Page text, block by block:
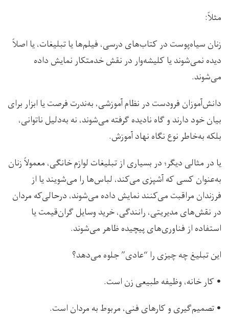
مثلاً:
زنان سیاه‌پوست در کتاب‌های درسی، فیلم‌ها یا تبلیغات، یا اصلاً
دیده نمی‌شوند یا کلیشه‌وار در نقش خدمتکار نمایش داده
می‌شوند.
دانش‌آموزان فرودست در نظام آموزشی، به‌ندرت فرصت یا ابزار برای
بیان خود دارند و گاه نادیده‌ گرفته می‌شوند، نه به‌دلیل ناتوانی،
بلکه به‌خاطر نوع نگاه نهاد آموزش.
یا در مثالی دیگر؛ در بسیاری از تبلیغات لوازم خانگی، معمولاً زنان
به‌عنوان کسی که آشپزی می‌کند، لباس‌ها را می‌شویند یا از
فرزندان مراقبت می‌کنند نمایش داده می‌شوند، درحالی‌که مردان
در نقش‌های مدیریتی، رانندگی، خرید وسایل گران‌قیمت یا
استفاده از فناوری‌های پیچیده ظاهر می‌شوند.
این تبلیغ چه چیزی را “عادی” جلوه می‌دهد؟
• کار خانه، وظیفه طبیعی زن است.
• تصمیم‌گیری و کارهای فنی، مربوط به مردان است.